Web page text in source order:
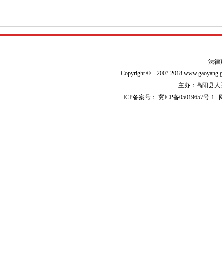
法律
Copyright© 2007-2018
主办：高阳县人
ICP备案号：冀ICP备05019657号-1